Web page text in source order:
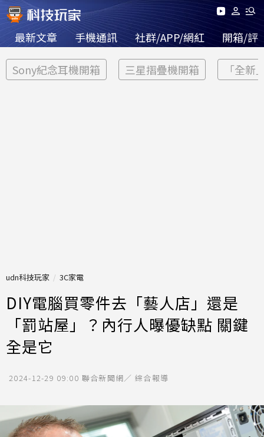
最新文章 手機通訊 社群/APP/網紅 開箱/評
Sony紀念耳機開箱 三星摺疊機開箱 「全新
udn科技玩家 3C家電
DIY電腦買零件去「藝人店」還是
「罰站屋」？內行人曝優缺點 關鍵
全是它
2024-12-29 09:00 聯合新聞網／ 綜合報導